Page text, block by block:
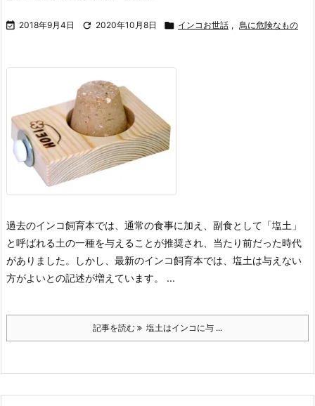
 2018年9月4日  2020年10月8日  インコお世話 , 鳥に危険なもの
過去のインコ飼育本では、通常の食事に加え、副食として「塩土」
と呼ばれる土の一種を与えることが推奨され、当たり前だった時代
がありました。
しかし、最新のインコ飼育本では、塩土は与えない
方がよいとの記述が増えています。 ...
記事を読む 塩土はインコに与 ...